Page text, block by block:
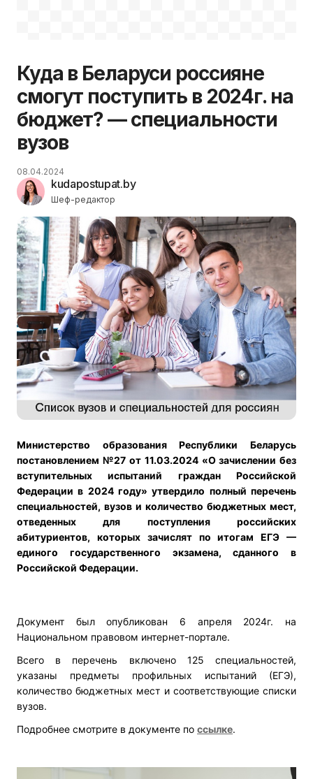
Куда в Беларуси россияне
смогут поступить в 2024г. на
бюджет? — специальности
вузов
kudapostupat.by
Шеф-редактор
08.04.2024
Министерство образования Республики Беларусь
постановлением №27 от 11.03.2024 «О зачислении без
вступительных испытаний граждан Российской
Федерации в 2024 году» утвердило полный перечень
специальностей, вузов и количество бюджетных мест,
отведенных для поступления российских
абитуриентов, которых зачислят по итогам ЕГЭ —
единого государственного экзамена, сданного в
Российской Федерации.
Документ был опубликован 6 апреля 2024г. на
Национальном правовом интернет-портале.
Всего в перечень включено 125 специальностей,
указаны предметы профильных испытаний (ЕГЭ),
количество бюджетных мест и соответствующие списки
вузов.
Подробнее смотрите в документе по ссылке.